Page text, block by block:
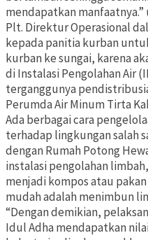
mendapatkan manfaatnya.”
Plt. Direktur Operasional
kepada panitia kurban
kurban ke sungai, karena
di Instalasi Pengolahan Air
terganggunya
Perumda Air Minum Tirta
Ada berbagai cara
terhadap lingkungan salah
dengan Rumah Potong
instalasi pengolahan
menjadi kompos atau
mudah adalah menimbun
“Dengan demikian,
Idul Adha mendapatkan